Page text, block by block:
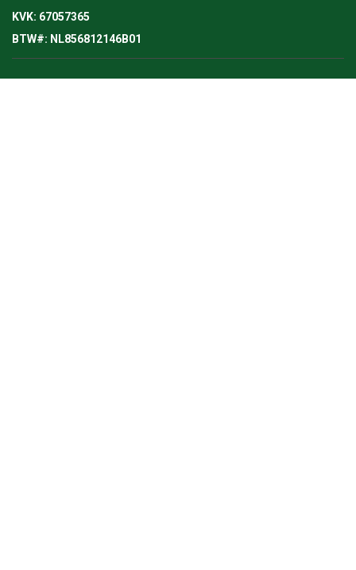
KVK: 67057365
BTW#: NL856812146B01